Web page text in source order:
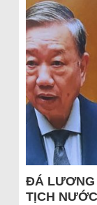
ĐÁ LƯƠNG
TỊCH NƯỚC